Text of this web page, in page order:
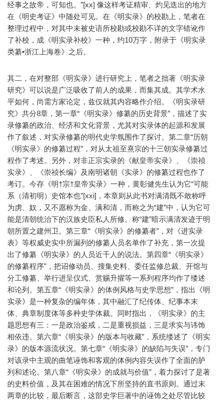
经事之故帝，可知也。”[xx] 像这样考证精审、灼见迭出的地方
在《明史考证》中随处可见。在《明实录》的校勘上，笔者在
整理过程中，对其中未被史语所校勘或校勘不详的文字错讹作
了补校，成《明实录补校》一种，约10万字，附录于《明实录
类纂•浙江上海卷》之后。
其二，在对整部《明实录》进行研究上，笔者之拙著《明实录
研究》可以说是广泛吸收了前人的成果，而集其成。其学术水
平如何，尚需方家论定，兹仅就其内容略作介绍。《明实录研
究》共分8章，第一章“《明实录》修纂的历史背景”，描述了实
录修纂的政治、经济和文化背景，尤其对实录体的起源和发展
作了叙述，对实录修纂的明代史学氛围作了探讨。第二章“历朝
《明实录》的修纂过程”，对从太祖至熹宗的十三朝实录修纂过
程作了考述。另外，对非正宗实录的《献皇帝实录》、《崇祯
实录》、《崇祯长编》及南明诸朝《实录》的修纂过程也作了
考订。今存《明†宗†皇帝实录》一种，黄彰健先生认为它“可能
系（清初明）史馆本也”[xxi]，本章则从此书对满清既不敢称呼
为虏、奴，又不愿称为金、满和清，而称之为“建”中，认为它可
能是清朝统治下的汉族史臣私人所修。称“建”暗示满清发迹于明
朝所置之建州卫。第三章“《明实录》的修纂者”，对《进实录
表》等权威史实中所漏列的修纂人员名单作了补充，第一次提
出了修纂《明实录》的人员近千人的说法。第四章“《明实录》
的修纂程序”，把诏修动员、搜集史料、委任监修总裁、开馆与
分工修纂、举行进呈仪式、赏赐升擢等一系列程序均作了缕述
和论列。第五章“《明实录》的体例风格与史学思想”，指出《明
实录》是一种复杂的编年体，其中融汇了纪传体、纪事本末
体、典章制度体等多种史学体裁。同时指出，《明实录》的主
题思想有三：一是政治鉴戒，二是重视损益，三是求实与讳饰
相依违。第六章“《明实录》的版本与收藏”，系统缕述了《明实
录》的版本源流状况。第七章“《明实录》的缺陷与失误”，专门
对该录中主观的曲笔诬饰和客观的体例内容失误作了全面的胪
列和述论。第八章“《明实录》的成就与价值”，着力探讨了是著
的史料价值，及其在困难的情况下所坚持的直书原则。通过末
两章的比较，最后断言，这部史学巨著中的诬饰之处尽管比较